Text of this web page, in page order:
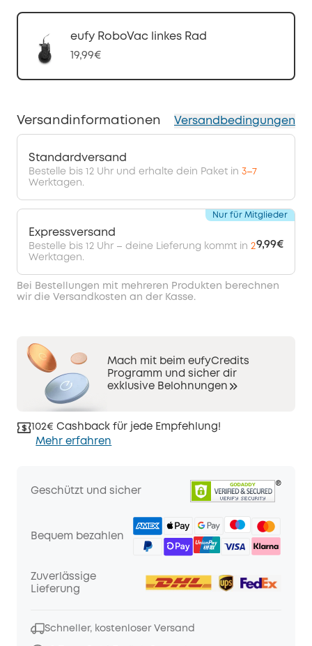
eufy RoboVac linkes Rad
19,99€
Versandinformationen Versandbedingungen
Standardversand
Bestelle bis 12 Uhr und erhalte dein Paket in 3–7
Werktagen.
Expressversand
Bestelle bis 12 Uhr – deine Lieferung kommt in 2
Werktagen.
9,99€
Nur für Mitglieder
Bei Bestellungen mit mehreren Produkten berechnen
wir die Versandkosten an der Kasse.
Mach mit beim eufyCredits
Programm und sicher dir
exklusive Belohnungen
102€ Cashback für jede Empfehlung!
Mehr erfahren
Geschützt und sicher
Bequem bezahlen
Zuverlässige
Lieferung
Schneller, kostenloser Versand